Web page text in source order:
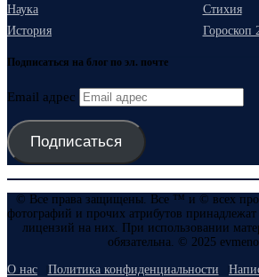
Наука
Стихия
История
Гороскоп
Подписаться на блог по эл. почте
Email адрес
Подписаться
© Все права защищены. Все ™ и © всех
фотографий и прочих атрибутов
лицензий на них. При использовании
обязательна. © 2025
О нас Политика конфиденциальности